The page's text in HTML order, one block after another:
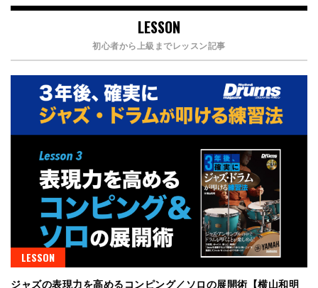
LESSON
初心者から上級までレッスン記事
LESSON
ジャズの表現力を高めるコンピング／ソロの展開術【横山和明